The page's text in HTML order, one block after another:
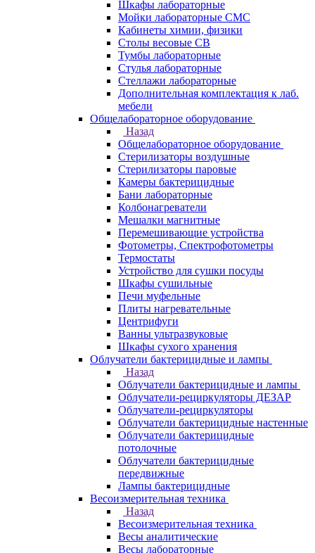
Шкафы лабораторные
Мойки лабораторные СМС
Кабинеты химии, физики
Столы весовые СВ
Тумбы лабораторные
Стулья лабораторные
Стеллажи лабораторные
Дополнительная комплектация к лаб.
мебели
Общелабораторное оборудование
Назад
Общелабораторное оборудование
Стерилизаторы воздушные
Стерилизаторы паровые
Камеры бактерицидные
Бани лабораторные
Колбонагреватели
Мешалки магнитные
Перемешивающие устройства
Фотометры, Спектрофотометры
Термостаты
Устройство для сушки посуды
Шкафы сушильные
Печи муфельные
Плиты нагревательные
Центрифуги
Ванны ультразвуковые
Шкафы сухого хранения
Облучатели бактерицидные и лампы
Назад
Облучатели бактерицидные и лампы
Облучатели-рециркуляторы ДЕЗАР
Облучатели-рециркуляторы
Облучатели бактерицидные настенные
Облучатели бактерицидные
потолочные
Облучатели бактерицидные
передвижные
Лампы бактерицидные
Весоизмерительная техника
Назад
Весоизмерительная техника
Весы аналитические
Весы лабораторные